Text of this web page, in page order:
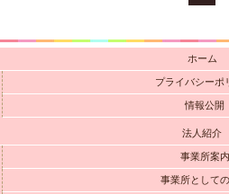
ホーム
プライバシーポ
情報公開
法人紹介
事業所案内
事業所として